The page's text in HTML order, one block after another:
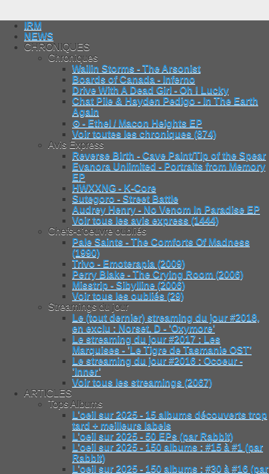
IRM
NEWS
CHRONIQUES
Chroniques
Wailin Storms - The Arsonist
Boards of Canada - Inferno
Drive With A Dead Girl - Oh ! Lucky
Chat Pile & Hayden Pedigo - In The Earth
Again
⊙ - Ethel / Macon Heights EP
Voir toutes les chroniques (874)
Avis Express
Reverse Birth - Cave Paint/Tip of the Spear
Evanora Unlimited - Portraits from Memory
EP
HWXXNG - K-Core
Sutegoro - Street Battle
Audrey Henry - No Venom In Paradise EP
Voir tous les avis express (1444)
Chefs-d'oeuvre oubliés
Pale Saints - The Comforts Of Madness
(1990)
Trivo - Emoterapia (2009)
Perry Blake - The Crying Room (2006)
Misstrip - Sibylline (2006)
Voir tous les oubliés (29)
Streamings du jour
Le (tout dernier) streaming du jour #2018,
en exclu : Norset. D - ’Oxymore’
Le streaming du jour #2017 : Les
Marquises - ’Le Tigre de Tasmanie OST’
Le streaming du jour #2016 : Ocoeur -
’Inner’
Voir tous les streamings (2067)
ARTICLES
Tops Albums
L’oeil sur 2025 - 15 albums découverts trop
tard + meilleurs labels
L’oeil sur 2025 - 50 EPs (par Rabbit)
L’oeil sur 2025 - 150 albums : #15 à #1 (par
Rabbit)
L’oeil sur 2025 - 150 albums : #30 à #16 (par